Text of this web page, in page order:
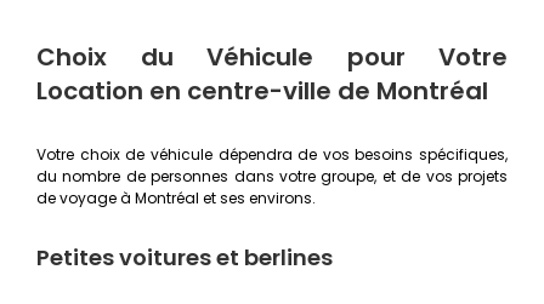
Choix du Véhicule pour Votre
Location en centre-ville de Montréal
Votre choix de véhicule dépendra de vos besoins spécifiques,
du nombre de personnes dans votre groupe, et de vos projets
de voyage à Montréal et ses environs.
Petites voitures et berlines